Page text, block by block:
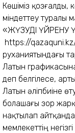
Көшіміз қозғалды,
міндеттеу туралы
«ЖҮЗУДІ ҮЙРЕНУ
https://
руханиятындағы
Латын графикасына
деп белгілесе,
Латын әліпбиіне
болашағы зор
нақтылап
мемлекеттің